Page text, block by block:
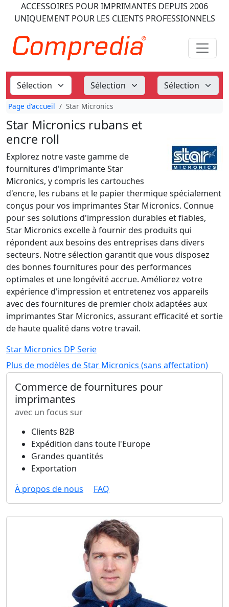
ACCESSOIRES POUR IMPRIMANTES DEPUIS 2006
UNIQUEMENT POUR LES CLIENTS PROFESSIONNELS
Page d'accueil Star Micronics
Star Micronics rubans et
encre roll
Explorez notre vaste gamme de
fournitures d'imprimante Star
Micronics, y compris les cartouches
d'encre, les rubans et le papier thermique spécialement
conçus pour vos imprimantes Star Micronics. Connue
pour ses solutions d'impression durables et fiables,
Star Micronics excelle à fournir des produits qui
répondent aux besoins des entreprises dans divers
secteurs. Notre sélection garantit que vous disposez
des bonnes fournitures pour des performances
optimales et une longévité accrue. Améliorez votre
expérience d'impression et entretenez vos appareils
avec des fournitures de premier choix adaptées aux
imprimantes Star Micronics, assurant efficacité et sortie
de haute qualité dans votre travail.
Star Micronics DP Serie
Plus de modèles de Star Micronics (sans affectation)
Commerce de fournitures pour
imprimantes
avec un focus sur
Clients B2B
Expédition dans toute l'Europe
Grandes quantités
Exportation
À propos de nous
FAQ